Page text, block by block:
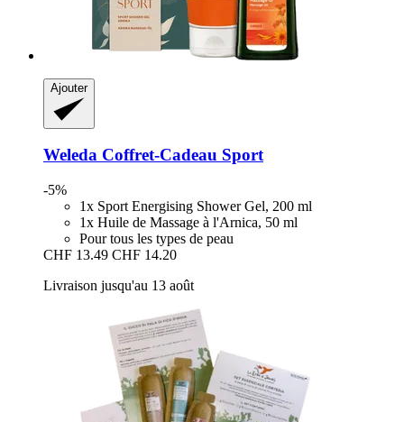
Ajouter
Weleda Coffret-​Cadeau Sport
-5%
1x Sport Energising Shower Gel, 200 ml
1x Huile de Massage à l'Arnica, 50 ml
Pour tous les types de peau
CHF 13.49 CHF 14.20
Livraison jusqu'au 13 août